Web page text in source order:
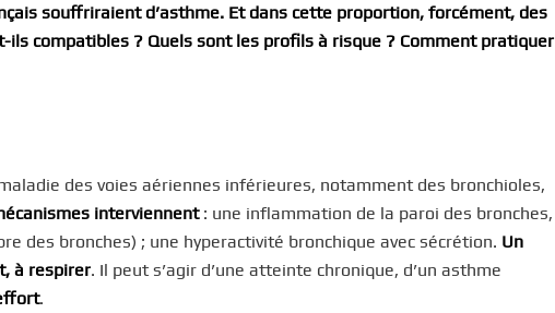
souffriraient d’asthme. Et dans cette proportion, forcément, des
ils compatibles ? Quels sont les profils à risque ? Comment pratiquer
des voies aériennes inférieures, notamment des bronchioles,
interviennent : une inflammation de la paroi des bronches,
des bronches) ; une hyperactivité bronchique avec sécrétion. Un
à respirer. Il peut s’agir d’une atteinte chronique, d’un asthme
.